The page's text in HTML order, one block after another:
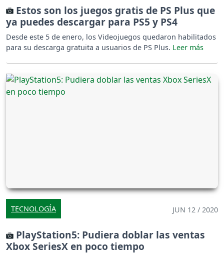
Estos son los juegos gratis de PS Plus que
ya puedes descargar para PS5 y PS4
Desde este 5 de enero, los Videojuegos quedaron habilitados
para su descarga gratuita a usuarios de PS Plus.
TECNOLOGÍA JUN 12 / 2020
PlayStation5: Pudiera doblar las ventas
Xbox SeriesX en poco tiempo